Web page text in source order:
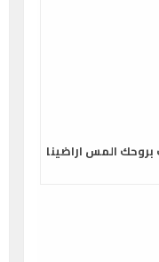
بروحك المس اراضينا